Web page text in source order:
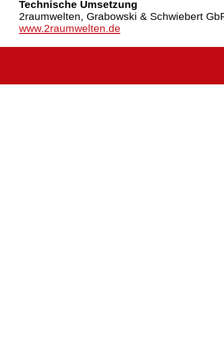
Technische Umsetzung
2raumwelten, Grabowski & Schwiebert
www.2raumwelten.de